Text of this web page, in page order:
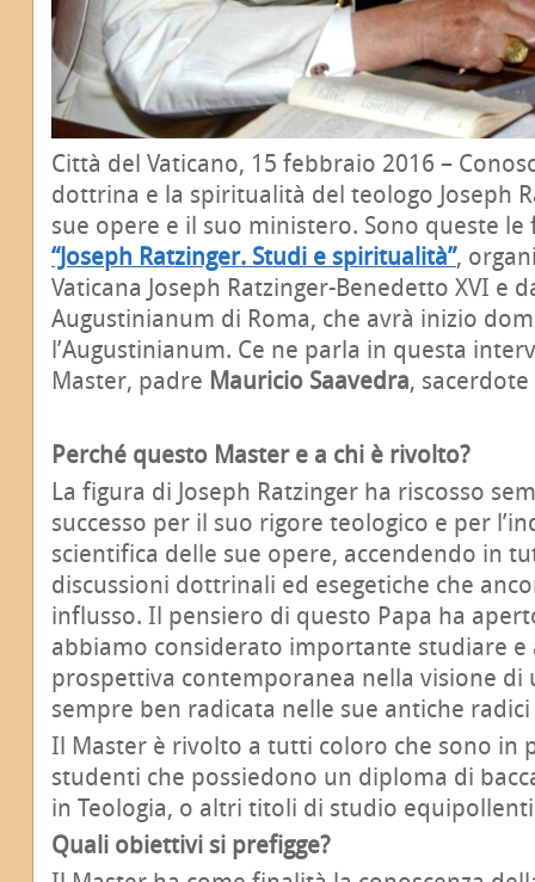
Città del Vaticano, 15 febbraio 2016 –
dottrina e la spiritualità del teologo Joseph
sue opere e il suo ministero. Sono queste
“Joseph Ratzinger. Studi e spiritualità”,
Vaticana Joseph Ratzinger-Benedetto XVI e
Augustinianum di Roma, che avrà inizio
l’Augustinianum. Ce ne parla in questa
Master, padre Mauricio Saavedra,
Perché questo Master e a chi è rivolto?
La figura di Joseph Ratzinger ha riscosso
successo per il suo rigore teologico e per
scientifica delle sue opere, accendendo in
discussioni dottrinali ed esegetiche che
influsso. Il pensiero di questo Papa ha
abbiamo considerato importante studiare e
prospettiva contemporanea nella visione di
sempre ben radicata nelle sue antiche
Il Master è rivolto a tutti coloro che sono in
studenti che possiedono un diploma di
in Teologia, o altri titoli di studio
Quali obiettivi si prefigge?